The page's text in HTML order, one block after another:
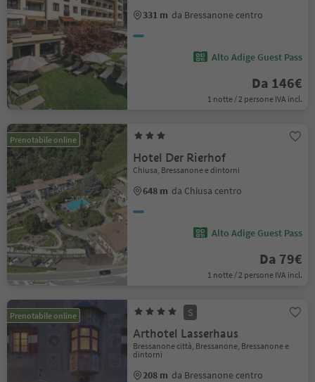
331 m da Bressanone centro
Alto Adige Guest Pass
Da 146€
1 notte / 2 persone IVA incl.
Prenotabile online
Hotel Der Rierhof
Chiusa, Bressanone e dintorni
648 m da Chiusa centro
Alto Adige Guest Pass
Da 79€
1 notte / 2 persone IVA incl.
Prenotabile online S
Arthotel Lasserhaus
Bressanone città, Bressanone, Bressanone e
dintorni
208 m da Bressanone centro